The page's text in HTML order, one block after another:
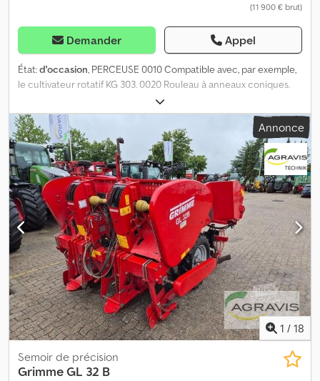
(11 900 € brut)
Demander Appel
État:d'occasion, PERCEUSE 0010 Compatible avec, par exemple,
le cultivateur rotatif KG 303. 0020 Rouleau à anneaux coniques.
Dwodpfx Ajzqqh Rop Aoa 0030 Pneumatique. 0040 Entraînement
mécanique des lames. 0050 Plateforme. 0060 Couverture. 0070
Égraineur. 0080 Commande Amazone.
Annonce
1 / 18
Semoir de précision
GrimmeGL 32 B